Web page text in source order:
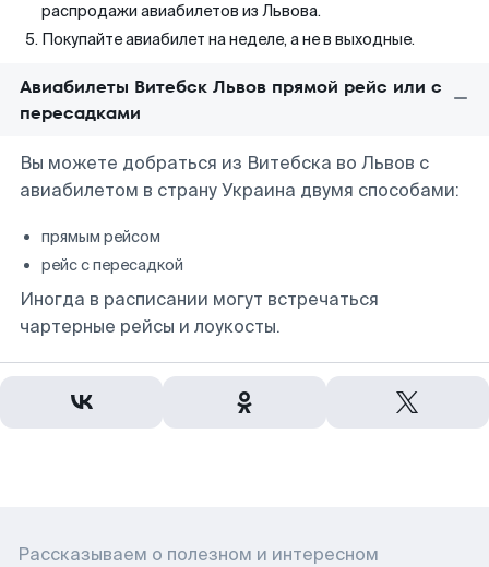
распродажи авиабилетов из Львова.
Покупайте авиабилет на неделе, а не в выходные.
Авиабилеты Витебск Львов прямой рейс или с
пересадками
Вы можете добраться из Витебска во Львов с
авиабилетом в страну Украина двумя способами:
прямым рейсом
рейс с пересадкой
Иногда в расписании могут встречаться
чартерные рейсы и лоукосты.
Рассказываем о полезном и интересном